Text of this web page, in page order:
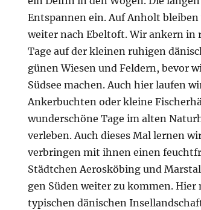
Entspannen ein. Auf Anholt
weiter nach Ebeltoft. Wir ankern in
Tage auf der kleinen ruhigen
günen Wiesen und Feldern, bevor
Südsee machen. Auch hier laufen
Ankerbuchten oder kleine
wunderschöne Tage im alten
verleben. Auch dieses Mal lernen
verbringen mit ihnen einen
Städtchen Aerosköbing und
gen Süden weiter zu kommen.
typischen dänischen